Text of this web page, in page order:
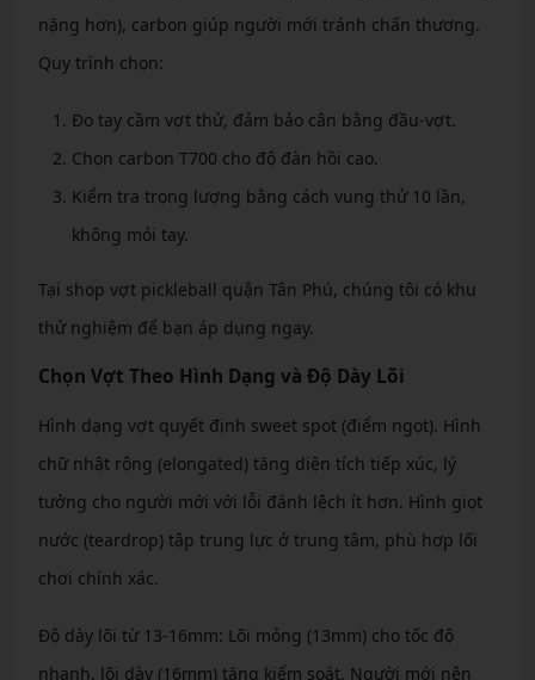
nặng hơn), carbon giúp người mới tránh chấn thương.
Quy trình chọn:
Đo tay cầm vợt thử, đảm bảo cân bằng đầu-vợt.
Chọn carbon T700 cho độ đàn hồi cao.
Kiểm tra trọng lượng bằng cách vung thử 10 lần,
không mỏi tay.
Tại shop vợt pickleball quận Tân Phú, chúng tôi có khu
thử nghiệm để bạn áp dụng ngay.
Chọn Vợt Theo Hình Dạng và Độ Dày Lõi
Hình dạng vợt quyết định sweet spot (điểm ngọt). Hình
chữ nhật rộng (elongated) tăng diện tích tiếp xúc, lý
tưởng cho người mới với lỗi đánh lệch ít hơn. Hình giọt
nước (teardrop) tập trung lực ở trung tâm, phù hợp lối
chơi chính xác.
Độ dày lõi từ 13-16mm: Lõi mỏng (13mm) cho tốc độ
nhanh, lõi dày (16mm) tăng kiểm soát. Người mới nên